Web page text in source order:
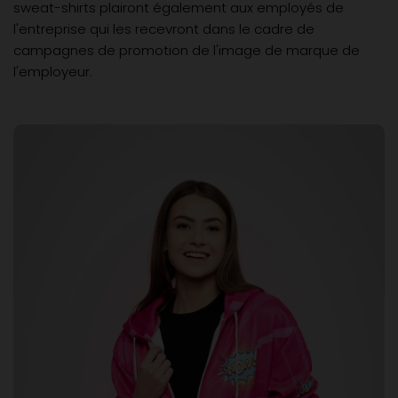
sweat-shirts plairont également aux employés de
l'entreprise qui les recevront dans le cadre de
campagnes de promotion de l'image de marque de
l'employeur.